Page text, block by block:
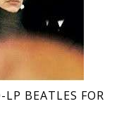
LP BEATLES FOR